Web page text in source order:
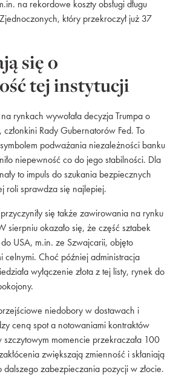
na rekordowe koszty obsługi długu
który przekroczył już 37
się o
tej instytucji
rynkach wywołała decyzja Trumpa o
Rady Gubernatorów Fed. To
podważania niezależności banku
niepewność co do jego stabilności. Dla
to impuls do szukania bezpiecznych
roli sprawdza się najlepiej.
się także zawirowania na rynku
sierpniu okazało się, że część sztabek
USA, m.in. ze Szwajcarii, objęto
celnymi. Choć później administracja
wyłączenie złota z tej listy, rynek do
niedobory w dostawach i
ceną spot a notowaniami kontraktów
momencie przekraczała 100
zwiększają zmienność i skłaniają
dalszego zabezpieczania pozycji w złocie.